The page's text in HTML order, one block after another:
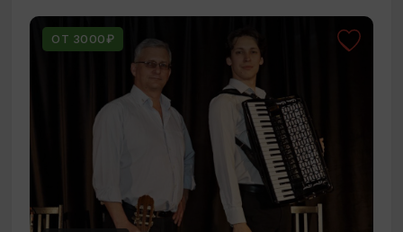
ОТ 3000₽